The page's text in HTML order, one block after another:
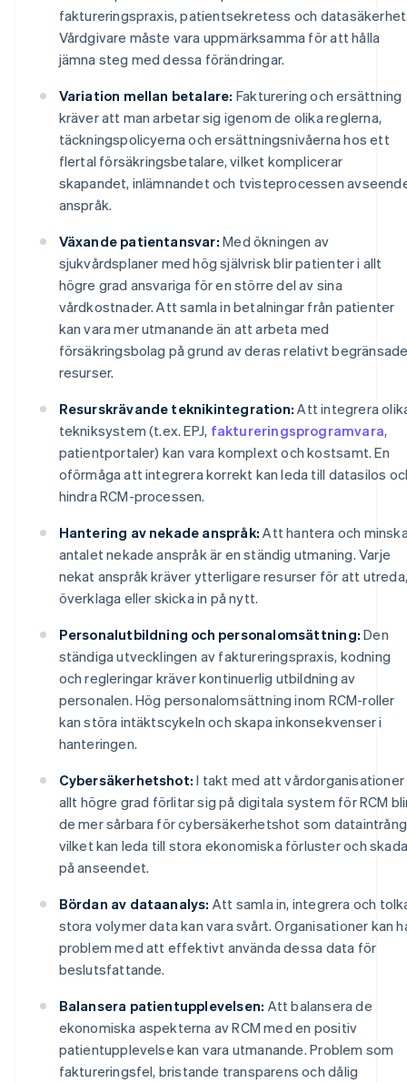
faktureringspraxis, patientsekretess och
Vårdgivare måste vara uppmärksamma för att hålla
jämna steg med dessa förändringar.
Variation mellan betalare: Fakturering och ersättning
kräver att man arbetar sig igenom de olika reglerna,
täckningspolicyerna och ersättningsnivåerna hos ett
flertal försäkringsbetalare, vilket komplicerar
skapandet, inlämnandet och tvisteprocessen
anspråk.
Växande patientansvar: Med ökningen av
sjukvårdsplaner med hög självrisk blir patienter i allt
högre grad ansvariga för en större del av sina
vårdkostnader. Att samla in betalningar från patienter
kan vara mer utmanande än att arbeta med
försäkringsbolag på grund av deras relativt
resurser.
Resurskrävande teknikintegration: Att integrera
tekniksystem (t.ex. EPJ, faktureringsprogramvara,
patientportaler) kan vara komplext och kostsamt. En
oförmåga att integrera korrekt kan leda till datasilos
hindra RCM-processen.
Hantering av nekade anspråk: Att hantera och
antalet nekade anspråk är en ständig utmaning. Varje
nekat anspråk kräver ytterligare resurser för att utreda,
överklaga eller skicka in på nytt.
Personalutbildning och personalomsättning: Den
ständiga utvecklingen av faktureringspraxis, kodning
och regleringar kräver kontinuerlig utbildning av
personalen. Hög personalomsättning inom RCM-roller
kan störa intäktscykeln och skapa inkonsekvenser i
hanteringen.
Cybersäkerhetshot: I takt med att vårdorganisationer
allt högre grad förlitar sig på digitala system för RCM
de mer sårbara för cybersäkerhetshot som
vilket kan leda till stora ekonomiska förluster och skada
på anseendet.
Bördan av dataanalys: Att samla in, integrera och
stora volymer data kan vara svårt. Organisationer kan
problem med att effektivt använda dessa data för
beslutsfattande.
Balansera patientupplevelsen: Att balansera de
ekonomiska aspekterna av RCM med en positiv
patientupplevelse kan vara utmanande. Problem som
faktureringsfel, bristande transparens och dålig